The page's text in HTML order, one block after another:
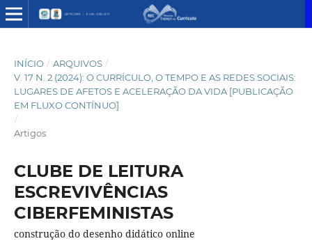
INÍCIO / ARQUIVOS /
V. 17 N. 2 (2024): O CURRÍCULO, O TEMPO E AS REDES SOCIAIS:
LUGARES DE AFETOS E ACELERAÇÃO DA VIDA [PUBLICAÇÃO
EM FLUXO CONTÍNUO]
/
Artigos
CLUBE DE LEITURA
ESCREVIVÊNCIAS
CIBERFEMINISTAS
construção do desenho didático online